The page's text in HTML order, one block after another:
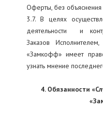
Оферты, без объяснения
3.7. В целях
деятельности и
Заказов
«Замкофф» имеет
узнать мнение
4. Обязанности